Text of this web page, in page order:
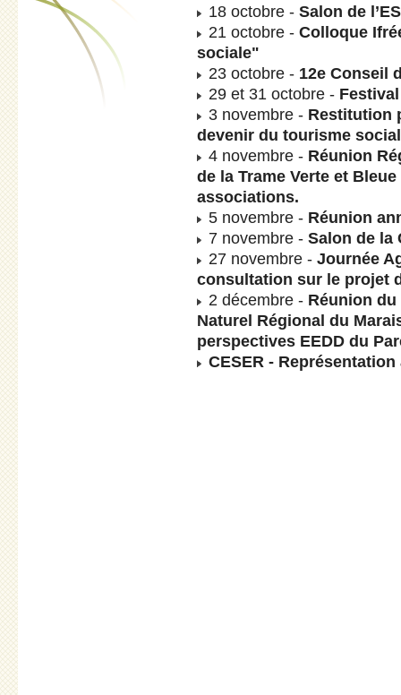
18 octobre - Salon de
21 octobre - Colloque
sociale"
23 octobre - 12e Conseil
29 et 31 octobre -
3 novembre - Restitution
devenir du tourisme
4 novembre - Réunion
de la Trame Verte et
associations.
5 novembre - Réunion
7 novembre - Salon de la
27 novembre - Journée
consultation sur le projet
2 décembre - Réunion du
Naturel Régional du
perspectives EEDD du
CESER -